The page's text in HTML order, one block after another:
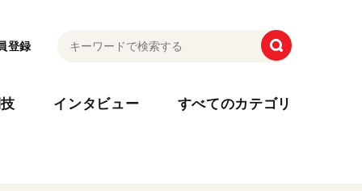
登録
インタビュー すべてのカテゴリ